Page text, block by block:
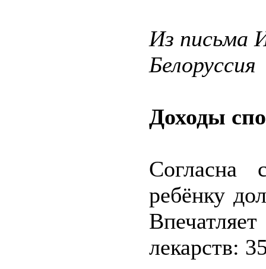
Из письма
Белоруссия
Доходы
ребёнку
лекарств: